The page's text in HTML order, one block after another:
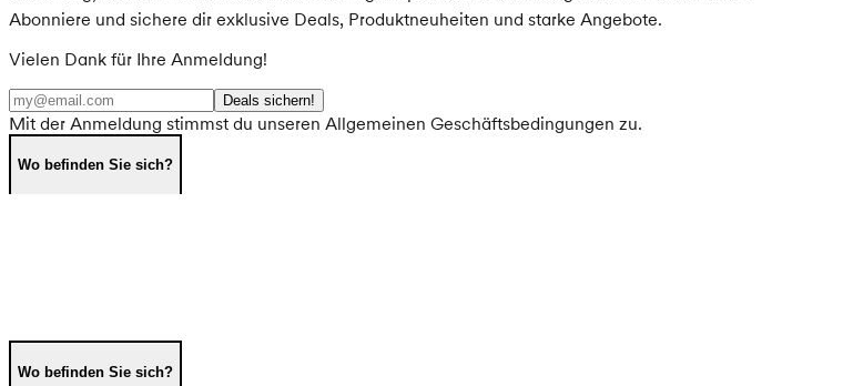
Abonniere und sichere dir exklusive Deals, Produktneuheiten und starke Angebote.
Vielen Dank für Ihre Anmeldung!
Deals sichern!
Mit der Anmeldung stimmst du unseren Allgemeinen Geschäftsbedingungen zu.
Wo befinden Sie sich?
Wo befinden Sie sich?